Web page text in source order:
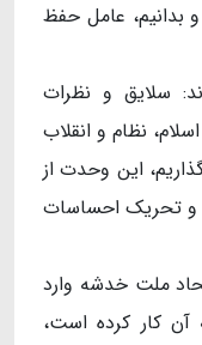
بدانیم، عامل حفظ
سلایق و نظرات
نظام و انقلاب
این وحدت از
و تحریک احساسات
ملت خدشه وارد
کار کرده است،